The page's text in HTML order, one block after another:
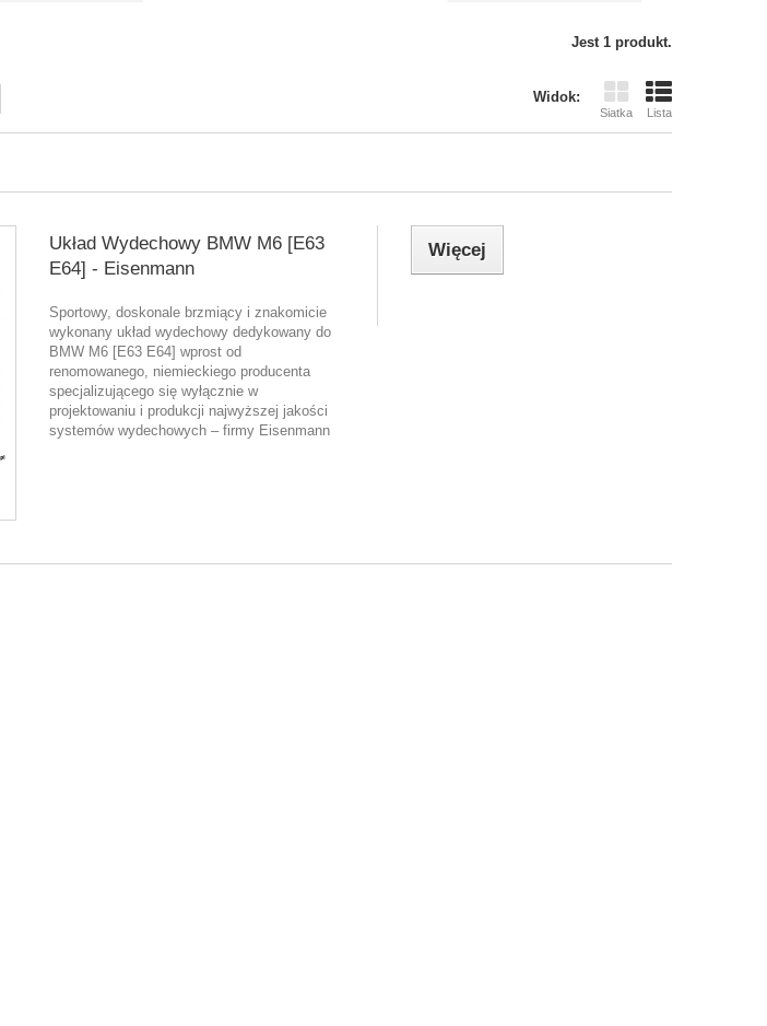
Jest 1 produkt.
Widok:
Siatka Lista
Układ Wydechowy BMW M6 [E63
E64] - Eisenmann
Sportowy, doskonale brzmiący i znakomicie
wykonany układ wydechowy dedykowany do
BMW M6 [E63 E64] wprost od
renomowanego, niemieckiego producenta
specjalizującego się wyłącznie w
projektowaniu i produkcji najwyższej jakości
systemów wydechowych – firmy Eisenmann
Więcej